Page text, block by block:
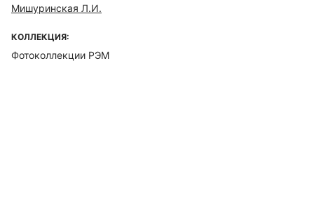
Мишуринская Л.И.
КОЛЛЕКЦИЯ:
Фотоколлекции РЭМ